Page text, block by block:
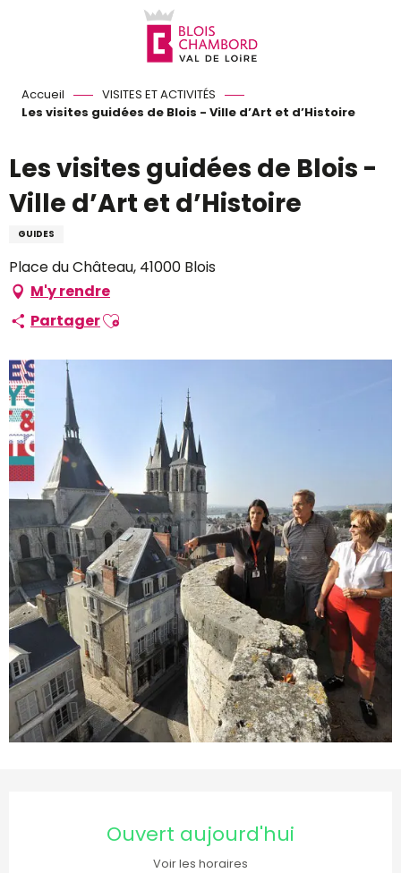
Accueil
VISITES ET ACTIVITÉS
Les visites guidées de Blois - Ville d’Art et d’Histoire
Les visites guidées de Blois -
Ville d’Art et d’Histoire
GUIDES
Place du Château, 41000 Blois
M'y rendre
PartagerAjouter aux favoris
Ouvert aujourd'hui
Voir les horaires